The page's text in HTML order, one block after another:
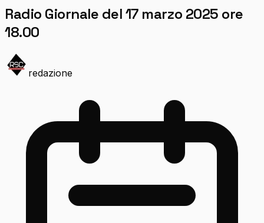
Radio Giornale del 17 marzo 2025 ore
18.00
redazione